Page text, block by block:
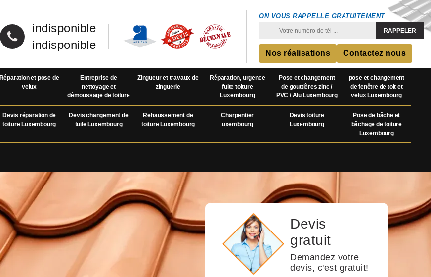
indisponible
indisponible
ON VOUS RAPPELLE GRATUITEMENT
Nos réalisations Contactez nous
Réparation et pose de
velux
Entreprise de
nettoyage et
démoussage de toiture
Zingueur et travaux de
zinguerie
Réparation, urgence
fuite toiture
Luxembourg
Pose et changement
de gouttières zinc /
PVC / Alu Luxembourg
pose et changement
de fenêtre de toit et
velux Luxembourg
Devis réparation de
toiture Luxembourg
Devis changement de
tuile Luxembourg
Rehaussement de
toiture Luxembourg
Charpentier
uxembourg
Devis toiture
Luxembourg
Pose de bâche et
bâchage de toiture
Luxembourg
Devis
gratuit
Demandez votre
devis, c'est gratuit!